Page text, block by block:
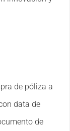
de póliza a
data de
de